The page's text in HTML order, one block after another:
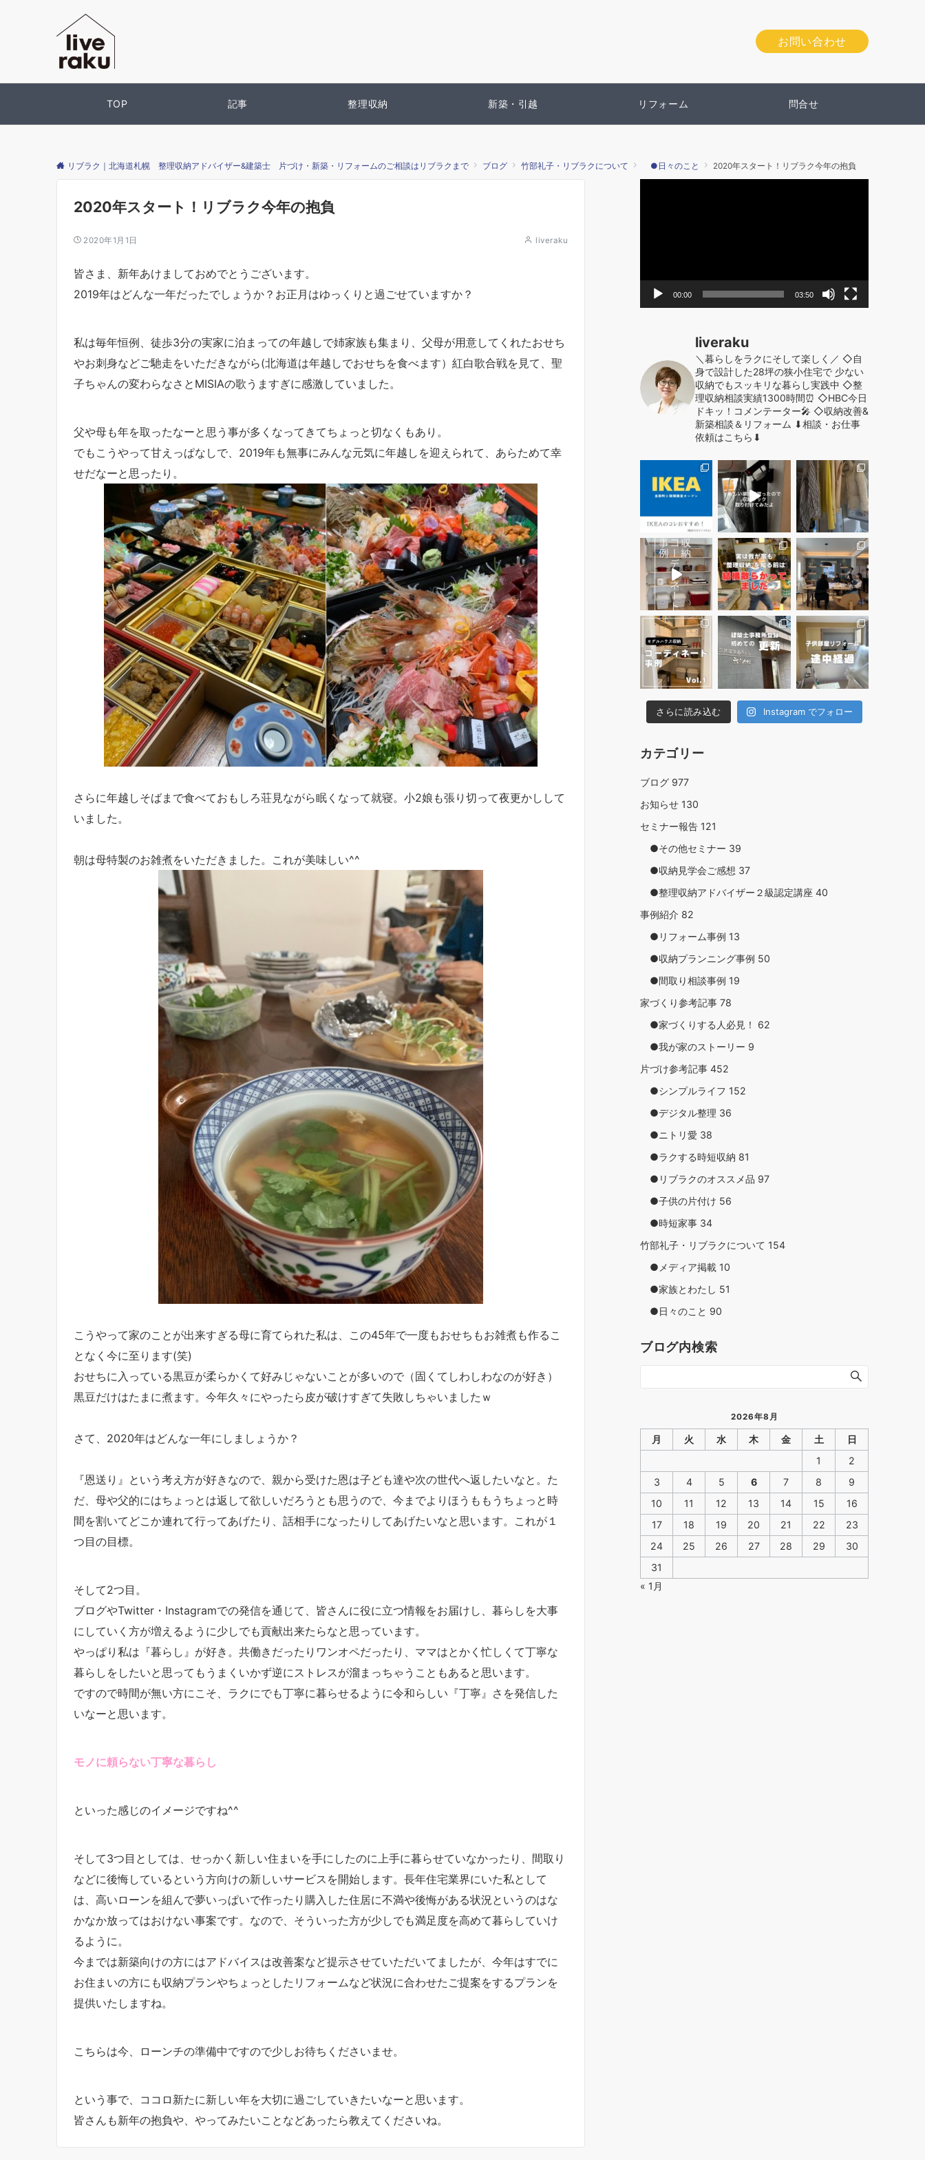
お問い合わせ
TOP 記事 整理収納 新築・引越 リフォーム 問合せ
リブラク｜北海道札幌 整理収納アドバイザー&建築士 片づけ・新築・リフォームのご相談はリブラクまで ブログ 竹部礼子・リブラクについて ●日々のこと 2020年スタート！リブラク今年の抱負
2020年スタート！リブラク今年の抱負
2020年1月1日 liveraku
皆さま、新年あけましておめでとうございます。
2019年はどんな一年だったでしょうか？お正月はゆっくりと過ごせていますか？
私は毎年恒例、徒歩3分の実家に泊まっての年越しで姉家族も集まり、父母が用意してくれたおせち
やお刺身などご馳走をいただきながら(北海道は年越しでおせちを食べます）紅白歌合戦を見て、聖
子ちゃんの変わらなさとMISIAの歌うますぎに感激していました。
父や母も年を取ったなーと思う事が多くなってきてちょっと切なくもあり。
でもこうやって甘えっぱなしで、2019年も無事にみんな元気に年越しを迎えられて、あらためて幸
せだなーと思ったり。
さらに年越しそばまで食べておもしろ荘見ながら眠くなって就寝。小2娘も張り切って夜更かしして
いました。
朝は母特製のお雑煮をいただきました。これが美味しい^^
こうやって家のことが出来すぎる母に育てられた私は、この45年で一度もおせちもお雑煮も作るこ
となく今に至ります(笑)
おせちに入っている黒豆が柔らかくて好みじゃないことが多いので（固くてしわしわなのが好き）
黒豆だけはたまに煮ます。今年久々にやったら皮が破けすぎて失敗しちゃいましたｗ
さて、2020年はどんな一年にしましょうか？
『恩送り』という考え方が好きなので、親から受けた恩は子ども達や次の世代へ返したいなと。た
だ、母や父的にはちょっとは返して欲しいだろうとも思うので、今までよりほうももうちょっと時
間を割いてどこか連れて行ってあげたり、話相手になったりしてあげたいなと思います。これが１
つ目の目標。
そして2つ目。
ブログやTwitter・Instagramでの発信を通じて、皆さんに役に立つ情報をお届けし、暮らしを大事
にしていく方が増えるように少しでも貢献出来たらなと思っています。
やっぱり私は『暮らし』が好き。共働きだったりワンオペだったり、ママはとかく忙しくて丁寧な
暮らしをしたいと思ってもうまくいかず逆にストレスが溜まっちゃうこともあると思います。
ですので時間が無い方にこそ、ラクにでも丁寧に暮らせるように令和らしい『丁寧』さを発信した
いなーと思います。
モノに頼らない丁寧な暮らし
といった感じのイメージですね^^
そして3つ目としては、せっかく新しい住まいを手にしたのに上手に暮らせていなかったり、間取り
などに後悔しているという方向けの新しいサービスを開始します。長年住宅業界にいた私として
は、高いローンを組んで夢いっぱいで作ったり購入した住居に不満や後悔がある状況というのはな
かなか放ってはおけない事案です。なので、そういった方が少しでも満足度を高めて暮らしていけ
るように。
今までは新築向けの方にはアドバイスは改善案など提示させていただいてましたが、今年はすでに
お住まいの方にも収納プランやちょっとしたリフォームなど状況に合わせたご提案をするプランを
提供いたしますね。
こちらは今、ローンチの準備中ですので少しお待ちくださいませ。
という事で、ココロ新たに新しい年を大切に過ごしていきたいなーと思います。
皆さんも新年の抱負や、やってみたいことなどあったら教えてくださいね。
00:00 03:50
liveraku
＼暮らしをラクにそして楽しく／ ◇自
身で設計した28坪の狭小住宅で 少ない
収納でもスッキリな暮らし実践中 ◇整
理収納相談実績1300時間⏰ ◇HBC今日
ドキッ！コメンテーター🎤 ◇収納改善&
新築相談＆リフォーム ⬇︎相談・お仕事
依頼はこちら⬇︎
さらに読み込む Instagram でフォロー
カテゴリー
ブログ 977
お知らせ 130
セミナー報告 121
●その他セミナー 39
●収納見学会ご感想 37
●整理収納アドバイザー２級認定講座 40
事例紹介 82
●リフォーム事例 13
●収納プランニング事例 50
●間取り相談事例 19
家づくり参考記事 78
●家づくりする人必見！ 62
●我が家のストーリー 9
片づけ参考記事 452
●シンプルライフ 152
●デジタル整理 36
●ニトリ愛 38
●ラクする時短収納 81
●リブラクのオススメ品 97
●子供の片付け 56
●時短家事 34
竹部礼子・リブラクについて 154
●メディア掲載 10
●家族とわたし 51
●日々のこと 90
ブログ内検索
2026年8月
月 火 水 木 金 土
日
1
2
3
4 5 6 7 8
9
10
11 12 13 14 15
16
17
18 19 20 21 22
23
24
25 26 27 28 29
30
31
« 1月